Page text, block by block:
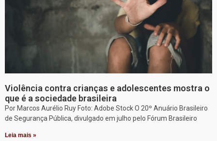
Violência contra crianças e adolescentes mostra o
que é a sociedade brasileira
Por Marcos Aurélio Ruy Foto: Adobe Stock O 20º Anuário Brasileiro
de Segurança Pública, divulgado em julho pelo Fórum Brasileiro
Leia mais »